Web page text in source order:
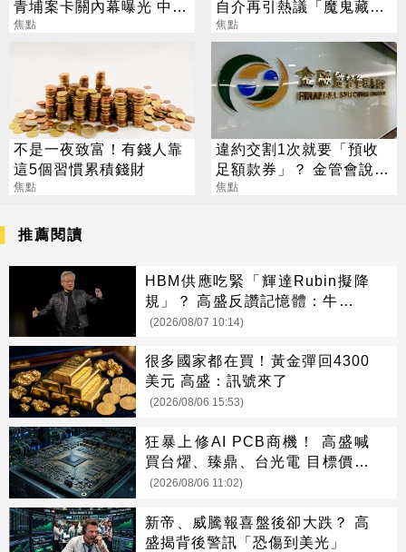
青埔案卡關內幕曝光 中
央、地方互踢皮球
焦點
自介再引熱議「魔鬼藏在
細節裡」
焦點
不是一夜致富！有錢人靠
這5個習慣累積錢財
焦點
違約交割1次就要「預收
足額款券」？ 金管會說話
了
焦點
推薦閱讀
HBM供應吃緊「輝達Rubin擬降
規」？ 高盛反讚記憶體：牛市才
開始
(2026/08/07 10:14)
很多國家都在買！黃金彈回4300
美元 高盛：訊號來了
(2026/08/06 15:53)
狂暴上修AI PCB商機！ 高盛喊
買台燿、臻鼎、台光電 目標價曝
光
(2026/08/06 11:02)
新帝、威騰報喜盤後卻大跌？ 高
盛揭背後警訊「恐傷到美光」